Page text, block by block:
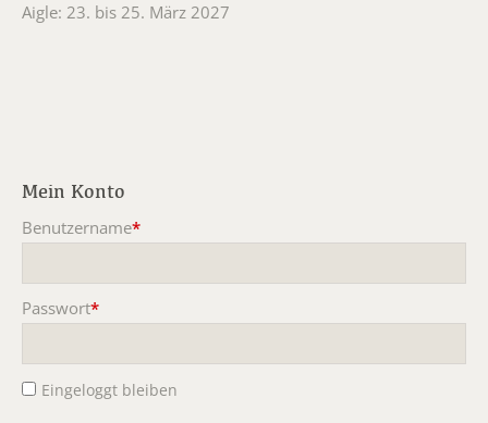
Aigle: 23. bis 25. März 2027
Mein Konto
Benutzername*
Passwort*
Eingeloggt bleiben